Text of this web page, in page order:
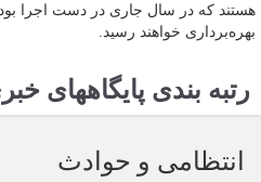
هستند که در سال جاری در دست اجرا
بهره‌برداری خواهند رسید.
رتبه بندی پایگاههای
انتظامی و حوادث